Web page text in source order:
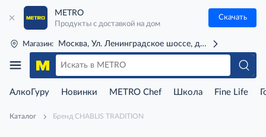
METRO
Продукты с доставкой на дом
Скачать
Магазин: Москва, Ул. Ленинградское шоссе, д. 71Г (м. Речной
АлкоГуру Новинки METRO Chef Школа Fine Life
Каталог Бренд CHABLIS TRADITION